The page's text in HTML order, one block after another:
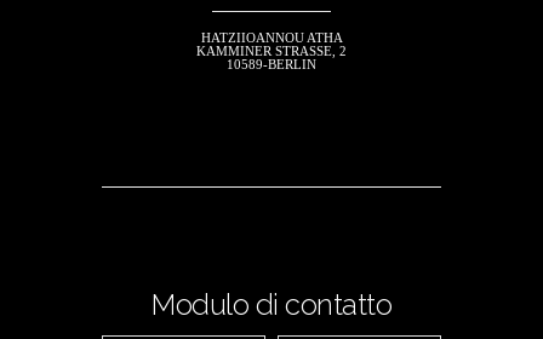
HATZIIOANNOU ATHA
KAMMINER STRASSE, 2
10589-BERLIN
Modulo di contatto